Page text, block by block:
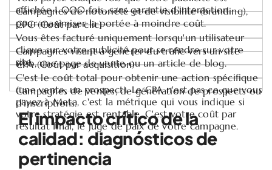
affichée 1 000 fois, sans garantie d'interaction.
Campagnes de notoriété et de visibilité (branding),
pour maximiser la portée à moindre coût.
CPC (Coût par clic)
Vous êtes facturé uniquement lorsqu'un utilisateur
clique sur votre publicité pour se rendre sur votre
site.
Campagnes visant à générer du trafic vers un site
web, une page de vente ou un article de blog.
CPA (Coût par acquisition)
C'est le coût total pour obtenir une action spécifique
(une vente, un prospect). Le CPA n'est pas ce que vous
payez à Meta, c'est la métrique qui vous indique si
votre stratégie est rentable. C'est votre coût par
résultat final, le juge de paix de votre campagne.
Campagnes de ventes, de génération de prospects ou
d'inscriptions.
El impacto crítico de la
calidad: diagnósticos de
pertinencia